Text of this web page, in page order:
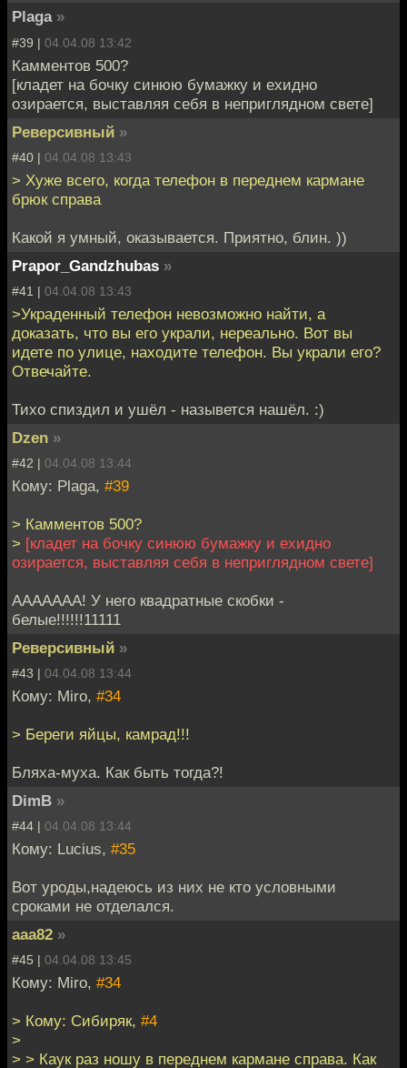
Plaga »
#39 | 04.04.08 13:42
Камментов 500?
[кладет на бочку синюю бумажку и ехидно
озирается, выставляя себя в неприглядном свете]
Реверсивный »
#40 | 04.04.08 13:43
> Хуже всего, когда телефон в переднем кармане
брюк справа
Какой я умный, оказывается. Приятно, блин. ))
Prapor_Gandzhubas »
#41 | 04.04.08 13:43
>Украденный телефон невозможно найти, а
доказать, что вы его украли, нереально. Вот вы
идете по улице, находите телефон. Вы украли его?
Отвечайте.
Тихо спиздил и ушёл - назывется нашёл. :)
Dzen »
#42 | 04.04.08 13:44
Кому: Plaga, #39
> Камментов 500?
> [кладет на бочку синюю бумажку и ехидно
озирается, выставляя себя в неприглядном свете]
ААААААА! У него квадратные скобки -
белые!!!!!!11111
Реверсивный »
#43 | 04.04.08 13:44
Кому: Miro, #34
> Береги яйцы, камрад!!!
Бляха-муха. Как быть тогда?!
DimB »
#44 | 04.04.08 13:44
Кому: Lucius, #35
Вот уроды,надеюсь из них не кто условными
сроками не отделался.
aaa82 »
#45 | 04.04.08 13:45
Кому: Miro, #34
> Кому: Сибиряк, #4
>
> > Каук раз ношу в переднем кармане справа. Как